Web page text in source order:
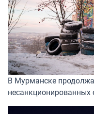
В Мурманске
несанкционированных